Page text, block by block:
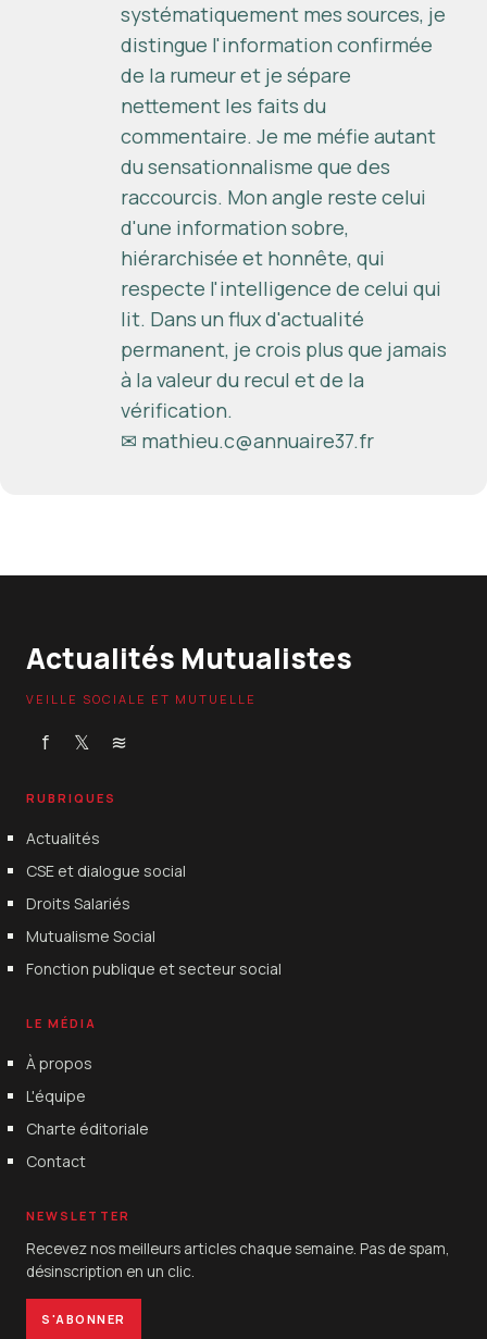
systématiquement mes sources, je
distingue l'information confirmée
de la rumeur et je sépare
nettement les faits du
commentaire. Je me méfie autant
du sensationnalisme que des
raccourcis. Mon angle reste celui
d'une information sobre,
hiérarchisée et honnête, qui
respecte l'intelligence de celui qui
lit. Dans un flux d'actualité
permanent, je crois plus que jamais
à la valeur du recul et de la
vérification.
✉ mathieu.c@annuaire37.fr
Actualités Mutualistes
VEILLE SOCIALE ET MUTUELLE
f 𝕏 ≋
RUBRIQUES
Actualités
CSE et dialogue social
Droits Salariés
Mutualisme Social
Fonction publique et secteur social
LE MÉDIA
À propos
L'équipe
Charte éditoriale
Contact
NEWSLETTER
Recevez nos meilleurs articles chaque semaine. Pas de spam,
désinscription en un clic.
S'ABONNER